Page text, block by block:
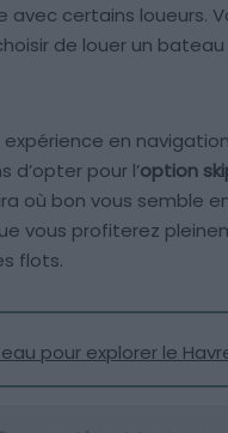
avec certains loueurs.
de louer un bateau
expérience en
d’opter pour l’option
où bon vous semble
vous profiterez
flots.
pour explorer le